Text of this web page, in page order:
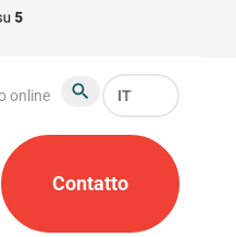
online
Cerca
IT
promozionali
salvati
Contatto